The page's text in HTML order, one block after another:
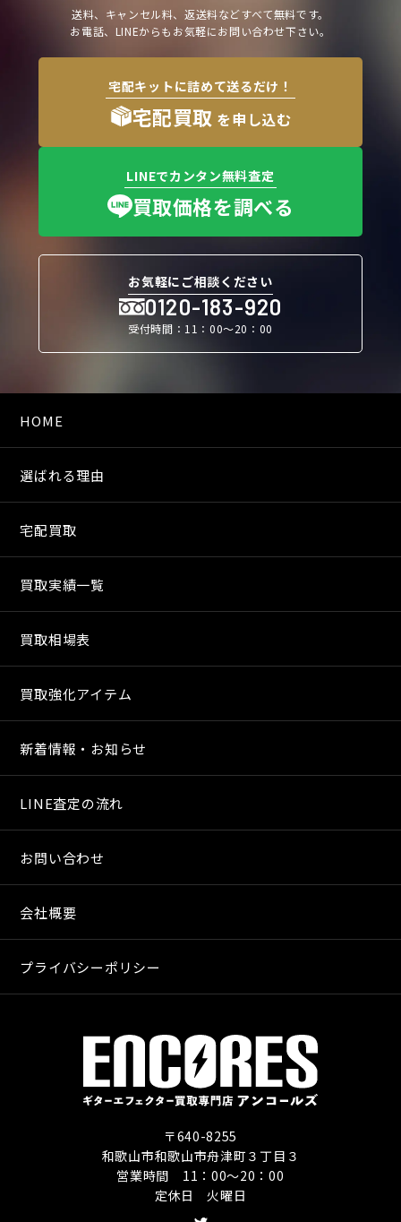
送料、キャンセル料、返送料などすべて無料です。
お電話、LINEからもお気軽にお問い合わせ下さい。
宅配キットに詰めて送るだけ！
宅配買取 を申し込む
LINEでカンタン無料査定
買取価格を調べる
お気軽にご相談ください
0120-183-920
受付時間：11：00〜20：00
HOME
選ばれる理由
宅配買取
買取実績一覧
買取相場表
買取強化アイテム
新着情報・お知らせ
LINE査定の流れ
お問い合わせ
会社概要
プライバシーポリシー
〒640-8255
和歌山市和歌山市舟津町３丁目３
営業時間 11：00〜20：00
定休日 火曜日